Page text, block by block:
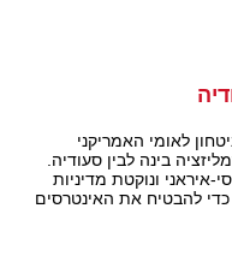
לאומי האמריקני
בינה לבין סעודיה.
איראני ונוקטת מדיניות
כדי להבטיח את האינטרסים